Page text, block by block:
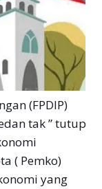
(FPDIP)
tak ” tutup
( Pemko)
yang